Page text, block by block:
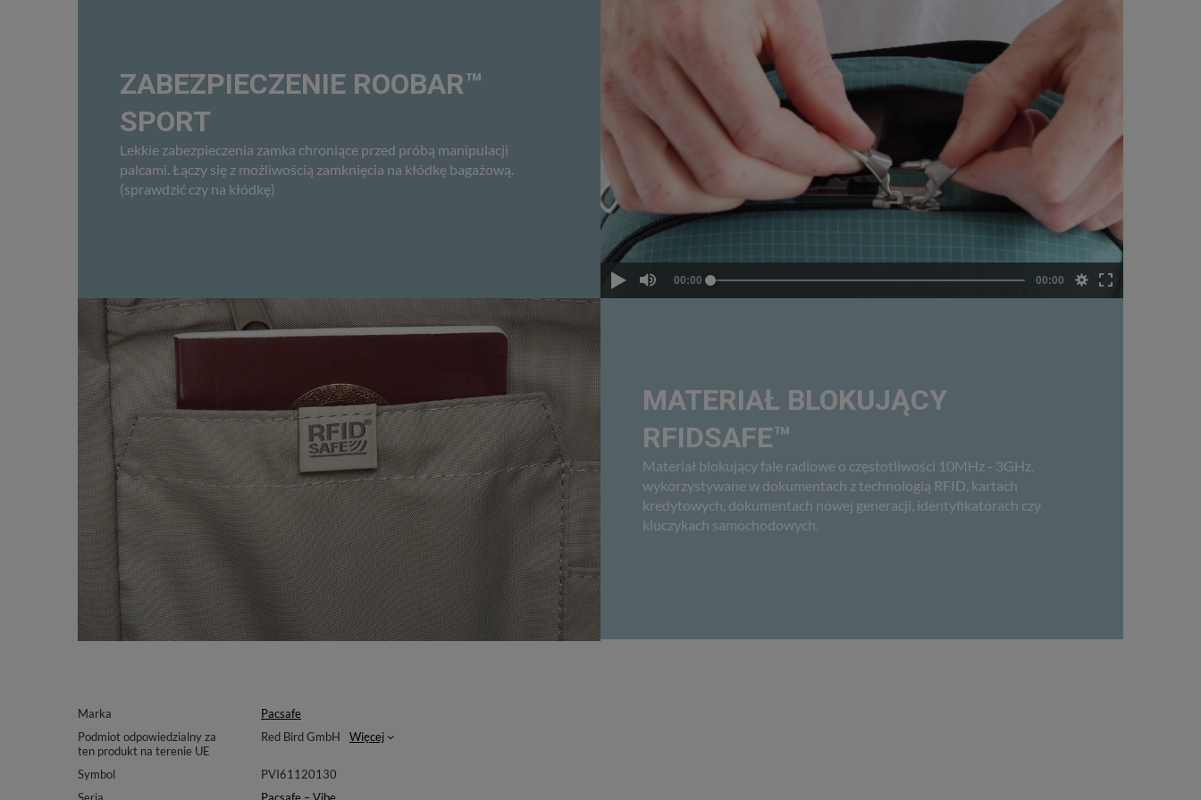
ZABEZPIECZENIE ROOBAR™
SPORT
Lekkie zabezpieczenia zamka chroniące przed próbą manipulacji
palcami. Łączy się z możliwością zamknięcia na kłódkę bagażową.
(sprawdzić czy na kłódkę)
MATERIAŁ BLOKUJĄCY
RFIDSAFE™
Materiał blokujący fale radiowe o częstotliwości 10MHz - 3GHz.
wykorzystywane w dokumentach z technologią RFID, kartach
kredytowych, dokumentach nowej generacji, identyfikatorach czy
kluczykach samochodowych.
Marka
Pacsafe
Podmiot odpowiedzialny za
ten produkt na terenie UE
Red Bird GmbH Więcej
Symbol
PVI61120130